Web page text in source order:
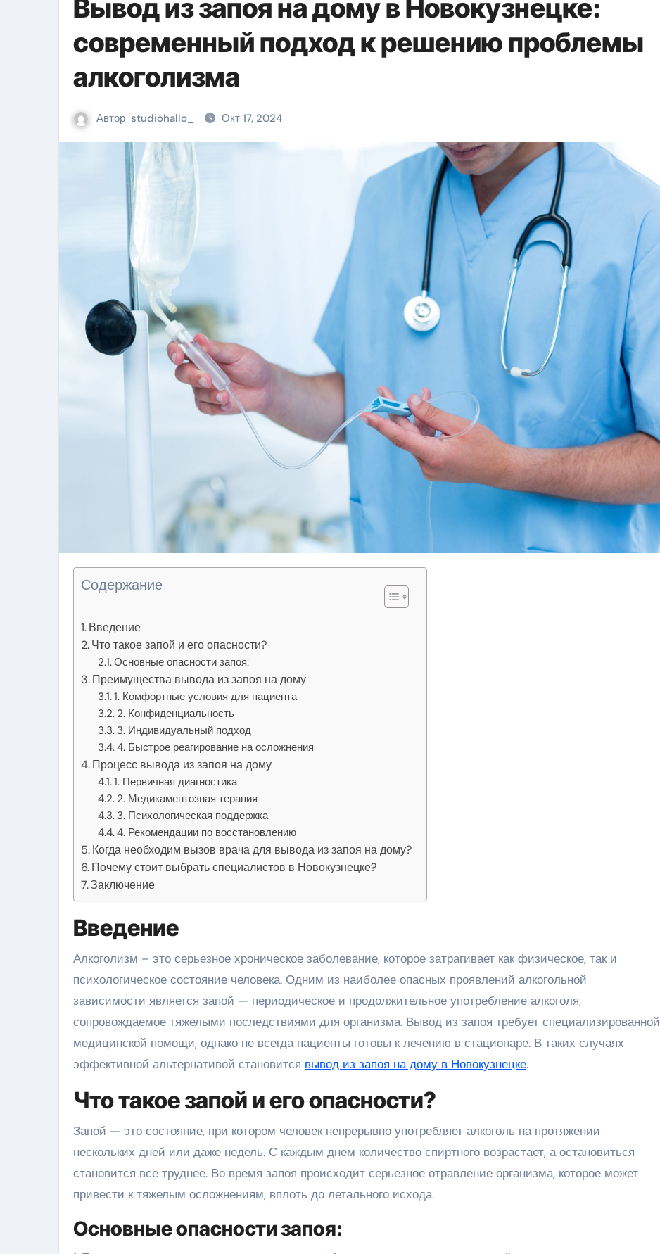
Вывод из запоя на дому в Новокузнецке:
современный подход к решению проблемы
алкоголизма
Автор studiohallo_ Окт 17, 2024
Содержание
Введение
Что такое запой и его опасности?
Основные опасности запоя:
Преимущества вывода из запоя на дому
1. Комфортные условия для пациента
2. Конфиденциальность
3. Индивидуальный подход
4. Быстрое реагирование на осложнения
Процесс вывода из запоя на дому
1. Первичная диагностика
2. Медикаментозная терапия
3. Психологическая поддержка
4. Рекомендации по восстановлению
Когда необходим вызов врача для вывода из запоя на дому?
Почему стоит выбрать специалистов в Новокузнецке?
Заключение
Введение
Алкоголизм – это серьезное хроническое заболевание, которое затрагивает как физическое, так и
психологическое состояние человека. Одним из наиболее опасных проявлений алкогольной
зависимости является запой — периодическое и продолжительное употребление алкоголя,
сопровождаемое тяжелыми последствиями для организма. Вывод из запоя требует специализированной
медицинской помощи, однако не всегда пациенты готовы к лечению в стационаре. В таких случаях
эффективной альтернативой становится вывод из запоя на дому в Новокузнецке.
Что такое запой и его опасности?
Запой — это состояние, при котором человек непрерывно употребляет алкоголь на протяжении
нескольких дней или даже недель. С каждым днем количество спиртного возрастает, а остановиться
становится все труднее. Во время запоя происходит серьезное отравление организма, которое может
привести к тяжелым осложнениям, вплоть до летального исхода.
Основные опасности запоя: